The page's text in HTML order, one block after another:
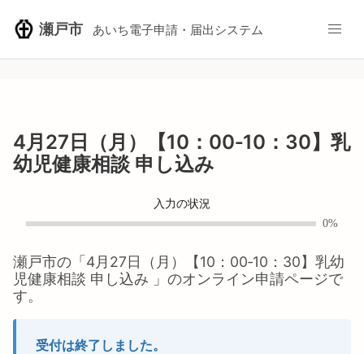
瀬戸市 あいち電子申請・届出システム
4月27日（月）【10：00‐10：30】乳
幼児健康相談 申し込み
入力の状況
0%
瀬戸市の「 4月27日（月）【10：00‐10：30】乳幼
児健康相談 申し込み 」のオンライン申請ページで
す。
受付は終了しました。